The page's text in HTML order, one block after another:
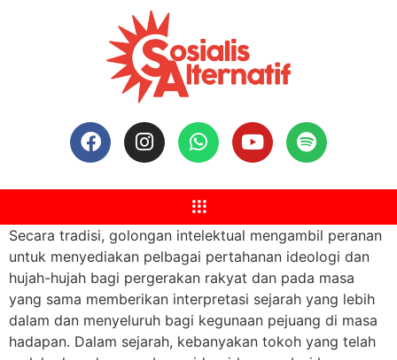
Secara tradisi, golongan intelektual mengambil peranan
untuk menyediakan pelbagai pertahanan ideologi dan
hujah-hujah bagi pergerakan rakyat dan pada masa
yang sama memberikan interpretasi sejarah yang lebih
dalam dan menyeluruh bagi kegunaan pejuang di masa
hadapan. Dalam sejarah, kebanyakan tokoh yang telah